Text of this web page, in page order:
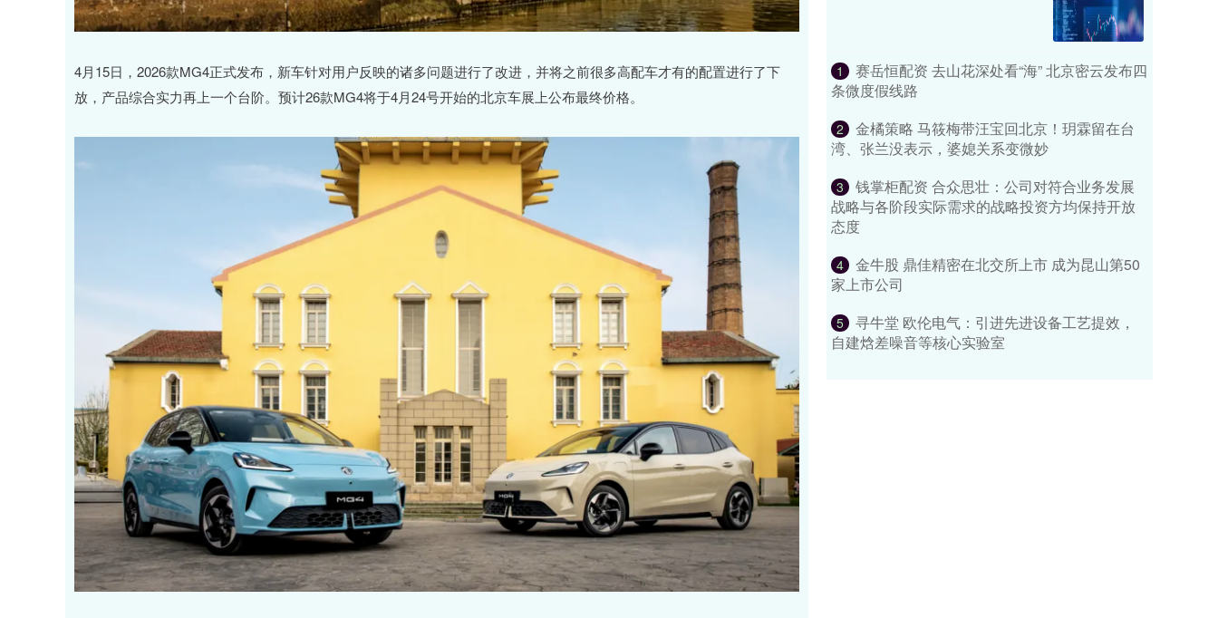
4月15日，2026款MG4正式发布，新车针对用户反映的诸多问题进行了改进，并将之前很多高配车才有的配置进行了下
放，产品综合实力再上一个台阶。预计26款MG4将于4月24号开始的北京车展上公布最终价格。
1
赛岳恒配资 去山花深处看“海” 北京密云发布四
条微度假线路
2
金橘策略 马筱梅带汪宝回北京！玥霖留在台
湾、张兰没表示，婆媳关系变微妙
3
钱掌柜配资 合众思壮：公司对符合业务发展
战略与各阶段实际需求的战略投资方均保持开放
态度
4
金牛股 鼎佳精密在北交所上市 成为昆山第50
家上市公司
5
寻牛堂 欧伦电气：引进先进设备工艺提效，
自建焓差噪音等核心实验室